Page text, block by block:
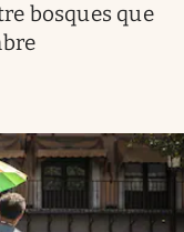
bosques que